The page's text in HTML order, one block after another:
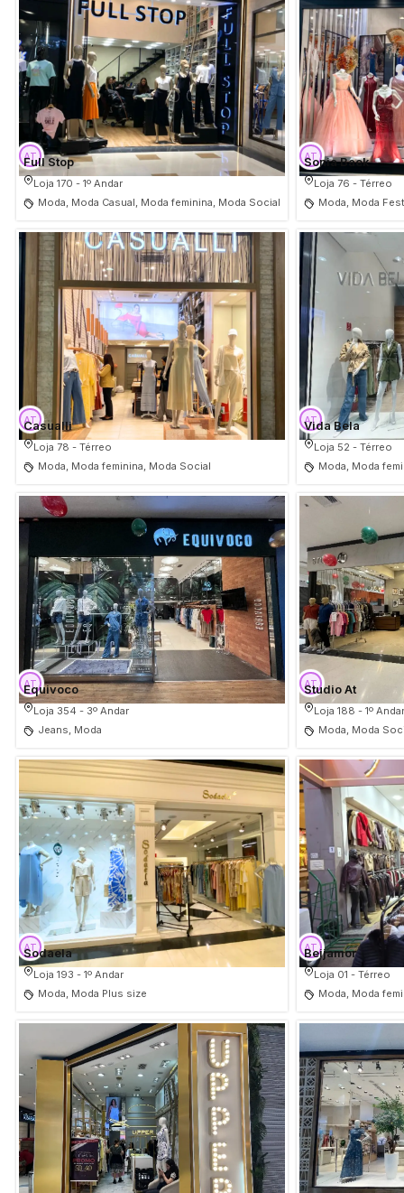
Full Stop
Loja 170 - 1º Andar
Moda, Moda Casual, Moda feminina, Moda Social
Sonia Baek
Loja 76 - Térreo
Moda, Moda
Casualli
Loja 78 - Térreo
Moda, Moda feminina, Moda Social
Vida Bela
Loja 52 - Térreo
Moda, Moda
Equivoco
Loja 354 - 3º Andar
Jeans, Moda
Studio At
Loja 188 - 1º
Moda, Moda
Sodaela
Loja 193 - 1º Andar
Moda, Moda Plus size
Beijamor
Loja 01 - Térreo
Moda, Moda